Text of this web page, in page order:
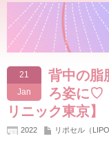
21
Jan
背中の脂
ろ姿に♡
リニック東京】
2022 リポセル（